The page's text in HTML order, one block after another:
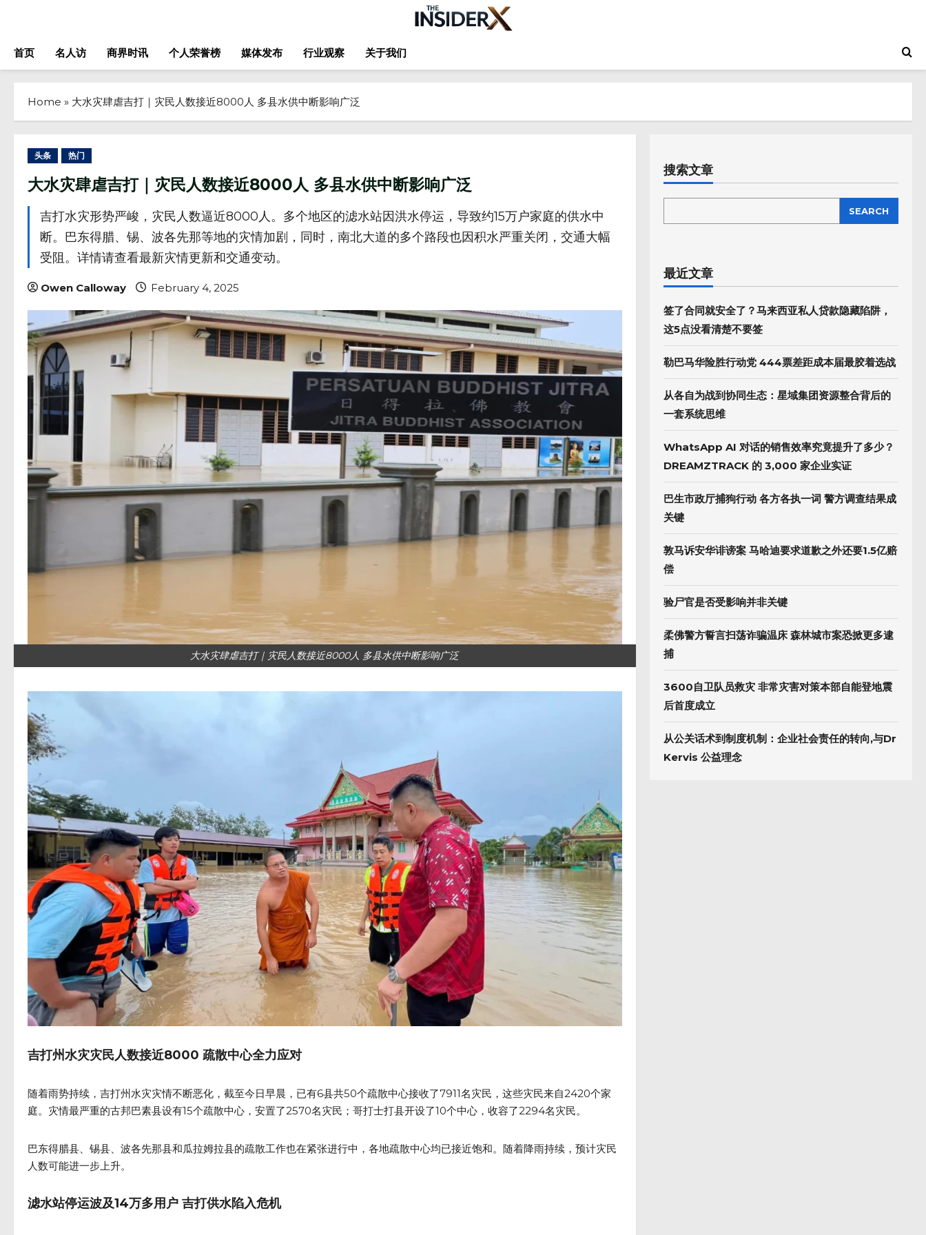
content
首页 名人访 商界时讯 个人荣誉榜 媒体发布 行业观察 关于我们
Home » 大水灾肆虐吉打｜灾民人数接近8000人 多县水供中断影响广泛
头条 热门
大水灾肆虐吉打｜灾民人数接近8000人 多县水供中断影响广泛
吉打水灾形势严峻，灾民人数逼近8000人。多个地区的滤水站因洪水停运，导致约15万户家庭的供水中
断。巴东得腊、锡、波各先那等地的灾情加剧，同时，南北大道的多个路段也因积水严重关闭，交通大幅
受阻。详情请查看最新灾情更新和交通变动。
Owen Calloway February 4, 2025
大水灾肆虐吉打｜灾民人数接近8000人 多县水供中断影响广泛
吉打州水灾灾民人数接近8000 疏散中心全力应对
随着雨势持续，吉打州水灾灾情不断恶化，截至今日早晨，已有6县共50个疏散中心接收了7911名灾民，这些灾民来自2420个家
庭。灾情最严重的古邦巴素县设有15个疏散中心，安置了2570名灾民；哥打士打县开设了10个中心，收容了2294名灾民。
巴东得腊县、锡县、波各先那县和瓜拉姆拉县的疏散工作也在紧张进行中，各地疏散中心均已接近饱和。随着降雨持续，预计灾民
人数可能进一步上升。
滤水站停运波及14万多用户 吉打供水陷入危机
搜索文章
SEARCH
最近文章
签了合同就安全了？马来西亚私人贷款隐藏陷阱，
这5点没看清楚不要签
勒巴马华险胜行动党 444票差距成本届最胶着选战
从各自为战到协同生态：星域集团资源整合背后的
一套系统思维
WhatsApp AI 对话的销售效率究竟提升了多少？
DREAMZTRACK 的 3,000 家企业实证
巴生市政厅捕狗行动 各方各执一词 警方调查结果成
关键
敦马诉安华诽谤案 马哈迪要求道歉之外还要1.5亿赔
偿
验尸官是否受影响并非关键
柔佛警方誓言扫荡诈骗温床 森林城市案恐掀更多逮
捕
3600自卫队员救灾 非常灾害对策本部自能登地震
后首度成立
从公关话术到制度机制：企业社会责任的转向,与Dr
Kervis 公益理念